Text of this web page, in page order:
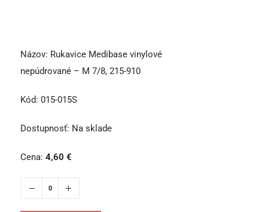
Názov: Rukavice Medibase vinylové
nepúdrované – M 7/8, 215-910
Kód: 015-015S
Dostupnosť: Na sklade
Cena: 4,60 €